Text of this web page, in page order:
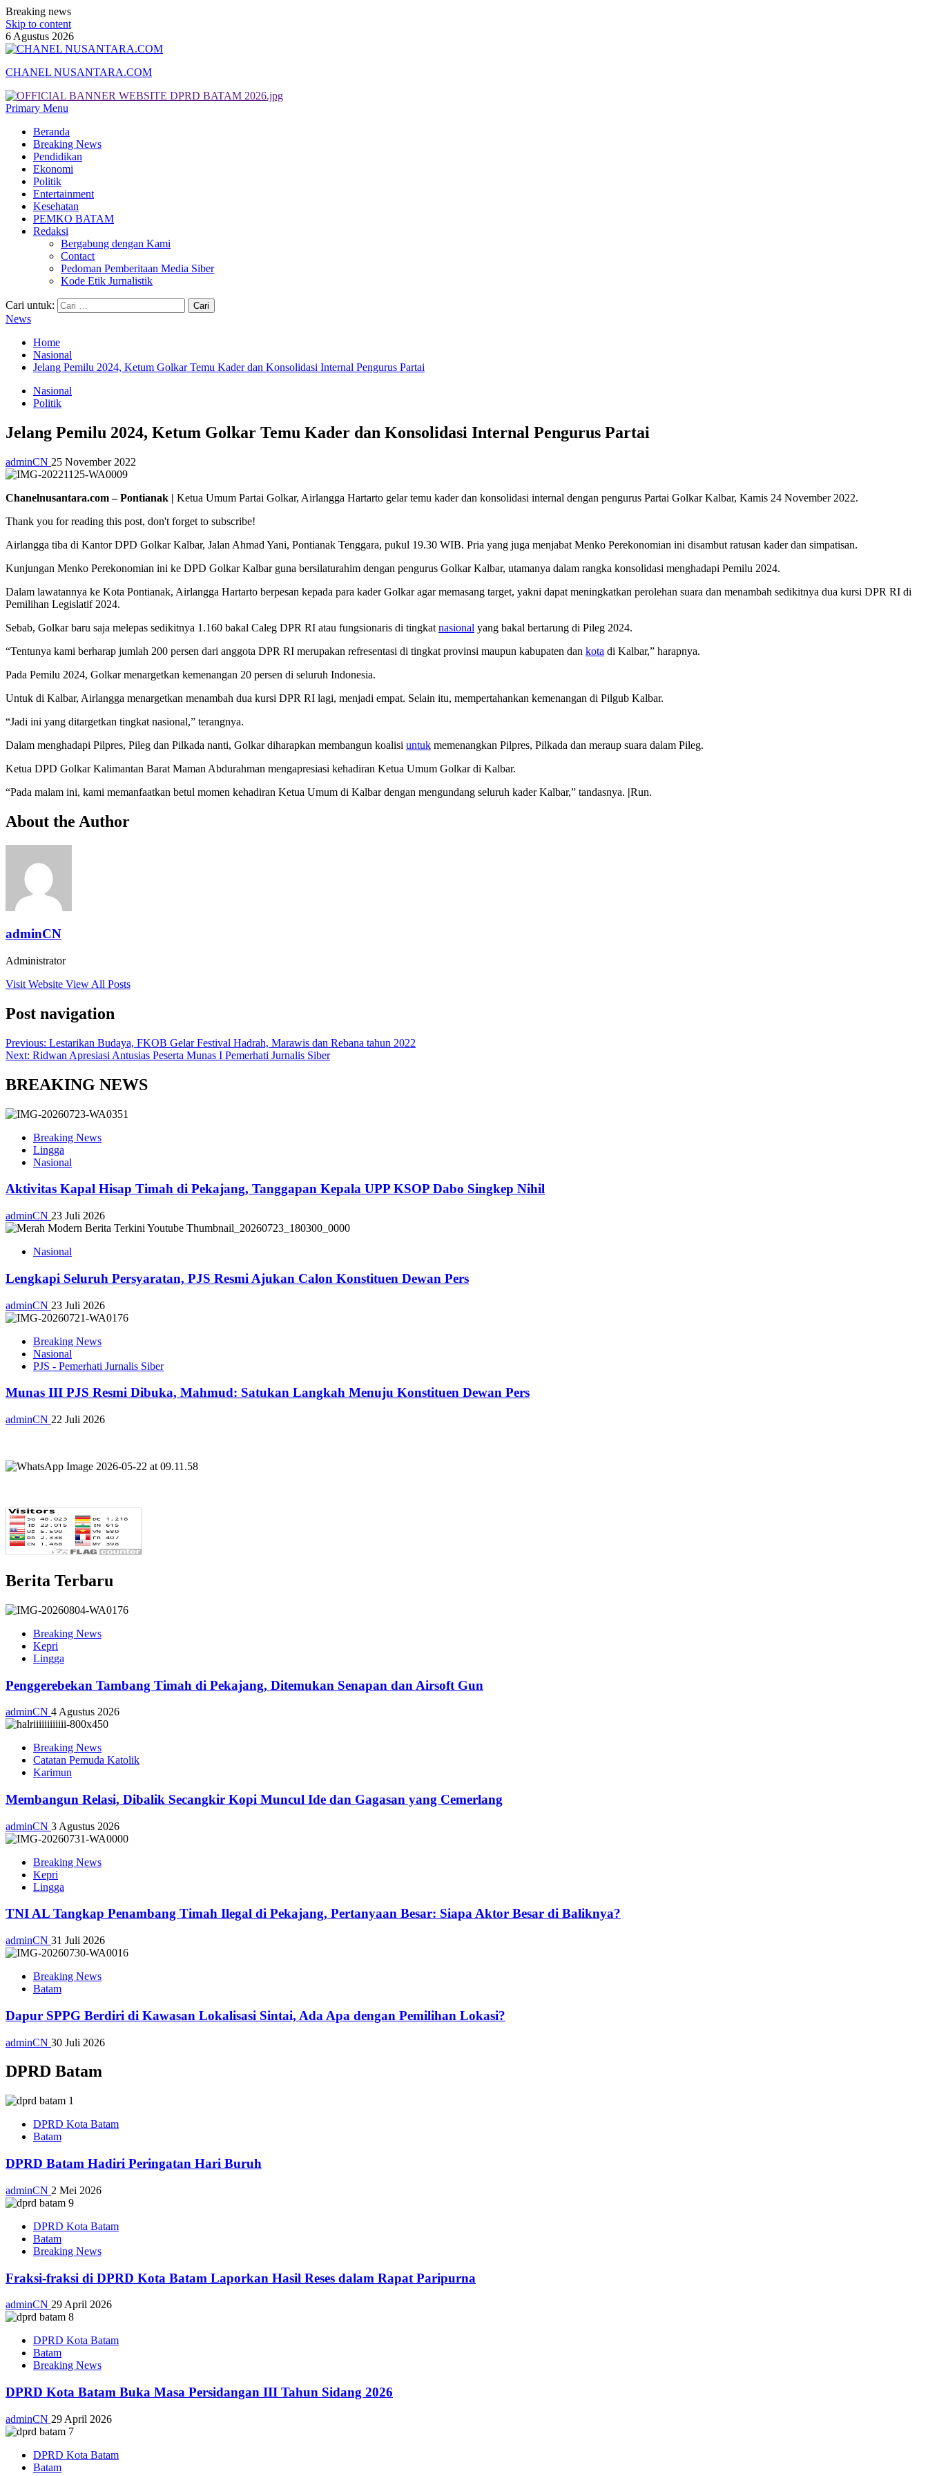
Breaking news
Skip to content
6 Agustus 2026
CHANEL NUSANTARA.COM
Primary Menu
Beranda
Breaking News
Pendidikan
Ekonomi
Politik
Entertainment
Kesehatan
PEMKO BATAM
Redaksi
Bergabung dengan Kami
Contact
Pedoman Pemberitaan Media Siber
Kode Etik Jurnalistik
Cari untuk:
News
Home
Nasional
Jelang Pemilu 2024, Ketum Golkar Temu Kader dan Konsolidasi Internal Pengurus Partai
Nasional
Politik
Jelang Pemilu 2024, Ketum Golkar Temu Kader dan Konsolidasi Internal Pengurus Partai
adminCN 25 November 2022
Chanelnusantara.com – Pontianak | Ketua Umum Partai Golkar, Airlangga Hartarto gelar temu kader dan konsolidasi internal dengan pengurus Partai Golkar Kalbar, Kamis 24 November 2022.
Thank you for reading this post, don't forget to subscribe!
Airlangga tiba di Kantor DPD Golkar Kalbar, Jalan Ahmad Yani, Pontianak Tenggara, pukul 19.30 WIB. Pria yang juga menjabat Menko Perekonomian ini disambut ratusan kader dan simpatisan.
Kunjungan Menko Perekonomian ini ke DPD Golkar Kalbar guna bersilaturahim dengan pengurus Golkar Kalbar, utamanya dalam rangka konsolidasi menghadapi Pemilu 2024.
Dalam lawatannya ke Kota Pontianak, Airlangga Hartarto berpesan kepada para kader Golkar agar memasang target, yakni dapat meningkatkan perolehan suara dan menambah sedikitnya dua kursi DPR RI di
Pemilihan Legislatif 2024.
Sebab, Golkar baru saja melepas sedikitnya 1.160 bakal Caleg DPR RI atau fungsionaris di tingkat nasional yang bakal bertarung di Pileg 2024.
“Tentunya kami berharap jumlah 200 persen dari anggota DPR RI merupakan refresentasi di tingkat provinsi maupun kabupaten dan kota di Kalbar,” harapnya.
Pada Pemilu 2024, Golkar menargetkan kemenangan 20 persen di seluruh Indonesia.
Untuk di Kalbar, Airlangga menargetkan menambah dua kursi DPR RI lagi, menjadi empat. Selain itu, mempertahankan kemenangan di Pilgub Kalbar.
“Jadi ini yang ditargetkan tingkat nasional,” terangnya.
Dalam menghadapi Pilpres, Pileg dan Pilkada nanti, Golkar diharapkan membangun koalisi untuk memenangkan Pilpres, Pilkada dan meraup suara dalam Pileg.
Ketua DPD Golkar Kalimantan Barat Maman Abdurahman mengapresiasi kehadiran Ketua Umum Golkar di Kalbar.
“Pada malam ini, kami memanfaatkan betul momen kehadiran Ketua Umum di Kalbar dengan mengundang seluruh kader Kalbar,” tandasnya. |Run.
About the Author
adminCN
Administrator
Visit Website View All Posts
Post navigation
Previous: Lestarikan Budaya, FKOB Gelar Festival Hadrah, Marawis dan Rebana tahun 2022
Next: Ridwan Apresiasi Antusias Peserta Munas I Pemerhati Jurnalis Siber
BREAKING NEWS
Breaking News
Lingga
Nasional
Aktivitas Kapal Hisap Timah di Pekajang, Tanggapan Kepala UPP KSOP Dabo Singkep Nihil
adminCN 23 Juli 2026
Nasional
Lengkapi Seluruh Persyaratan, PJS Resmi Ajukan Calon Konstituen Dewan Pers
adminCN 23 Juli 2026
Breaking News
Nasional
PJS - Pemerhati Jurnalis Siber
Munas III PJS Resmi Dibuka, Mahmud: Satukan Langkah Menuju Konstituen Dewan Pers
adminCN 22 Juli 2026
Berita Terbaru
Breaking News
Kepri
Lingga
Penggerebekan Tambang Timah di Pekajang, Ditemukan Senapan dan Airsoft Gun
adminCN 4 Agustus 2026
Breaking News
Catatan Pemuda Katolik
Karimun
Membangun Relasi, Dibalik Secangkir Kopi Muncul Ide dan Gagasan yang Cemerlang
adminCN 3 Agustus 2026
Breaking News
Kepri
Lingga
TNI AL Tangkap Penambang Timah Ilegal di Pekajang, Pertanyaan Besar: Siapa Aktor Besar di Baliknya?
adminCN 31 Juli 2026
Breaking News
Batam
Dapur SPPG Berdiri di Kawasan Lokalisasi Sintai, Ada Apa dengan Pemilihan Lokasi?
adminCN 30 Juli 2026
DPRD Batam
DPRD Kota Batam
Batam
DPRD Batam Hadiri Peringatan Hari Buruh
adminCN 2 Mei 2026
DPRD Kota Batam
Batam
Breaking News
Fraksi-fraksi di DPRD Kota Batam Laporkan Hasil Reses dalam Rapat Paripurna
adminCN 29 April 2026
DPRD Kota Batam
Batam
Breaking News
DPRD Kota Batam Buka Masa Persidangan III Tahun Sidang 2026
adminCN 29 April 2026
DPRD Kota Batam
Batam